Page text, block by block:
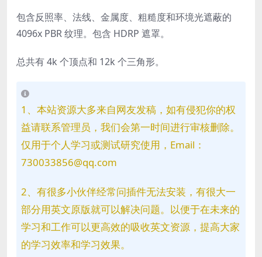
包含反照率、法线、金属度、粗糙度和环境光遮蔽的
4096x PBR 纹理。包含 HDRP 遮罩。
总共有 4k 个顶点和 12k 个三角形。
1、本站资源大多来自网友发稿，如有侵犯你的权
益请联系管理员，我们会第一时间进行审核删除。
仅用于个人学习或测试研究使用，Email：
730033856@qq.com
2、有很多小伙伴经常问插件无法安装，有很大一
部分用英文原版就可以解决问题。以便于在未来的
学习和工作可以更高效的吸收英文资源，提高大家
的学习效率和学习效果。